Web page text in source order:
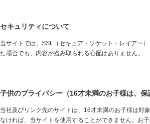
セキュリティについて
当サイトでは、SSL（セキュア・ソケット・レイアー
た場合でも、内容が盗み取られる心配はありません。
子供のプライバシー（16才未満のお子様は、保
当社及びリンク先のサイトは、16才未満のお子様は対
なければ、当サイトを使用することができません。お